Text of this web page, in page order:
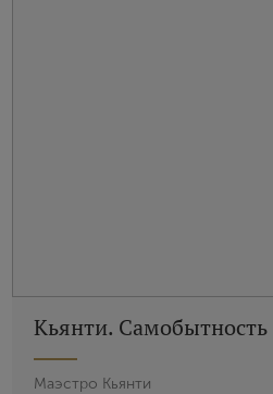
Кьянти. Самобытность
Маэстро Кьянти